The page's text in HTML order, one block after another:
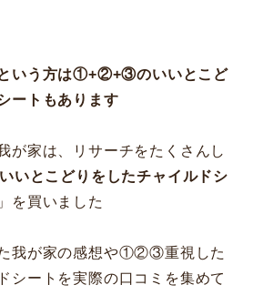
いう方は①+②+③のいいとこど
ートもあります
が家は、リサーチをたくさんし
とこどりをしたチャイルドシ
」を買いました
我が家の感想や①②③重視した
シートを実際の口コミを集めて